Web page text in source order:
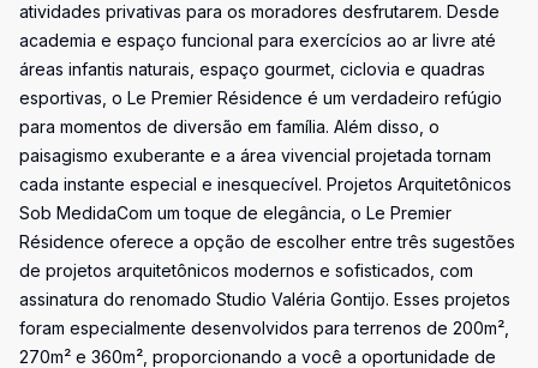
atividades privativas para os moradores desfrutarem. Desde
academia e espaço funcional para exercícios ao ar livre até
áreas infantis naturais, espaço gourmet, ciclovia e quadras
esportivas, o Le Premier Résidence é um verdadeiro refúgio
para momentos de diversão em família. Além disso, o
paisagismo exuberante e a área vivencial projetada tornam
cada instante especial e inesquecível. Projetos Arquitetônicos
Sob MedidaCom um toque de elegância, o Le Premier
Résidence oferece a opção de escolher entre três sugestões
de projetos arquitetônicos modernos e sofisticados, com
assinatura do renomado Studio Valéria Gontijo. Esses projetos
foram especialmente desenvolvidos para terrenos de 200m²,
270m² e 360m², proporcionando a você a oportunidade de